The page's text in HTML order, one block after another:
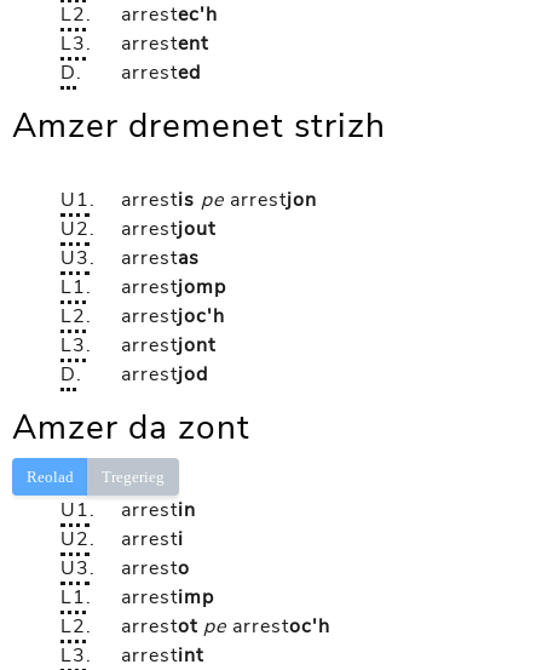
L2. arrestec'h
L3. arrestent
D. arrested
Amzer dremenet strizh
U1. arrestis pe arrestjon
U2. arrestjout
U3. arrestas
L1. arrestjomp
L2. arrestjoc'h
L3. arrestjont
D. arrestjod
Amzer da zont
Reolad Tregerieg
U1. arrestin
U2. arresti
U3. arresto
L1. arrestimp
L2. arrestot pe arrestoc'h
L3. arrestint